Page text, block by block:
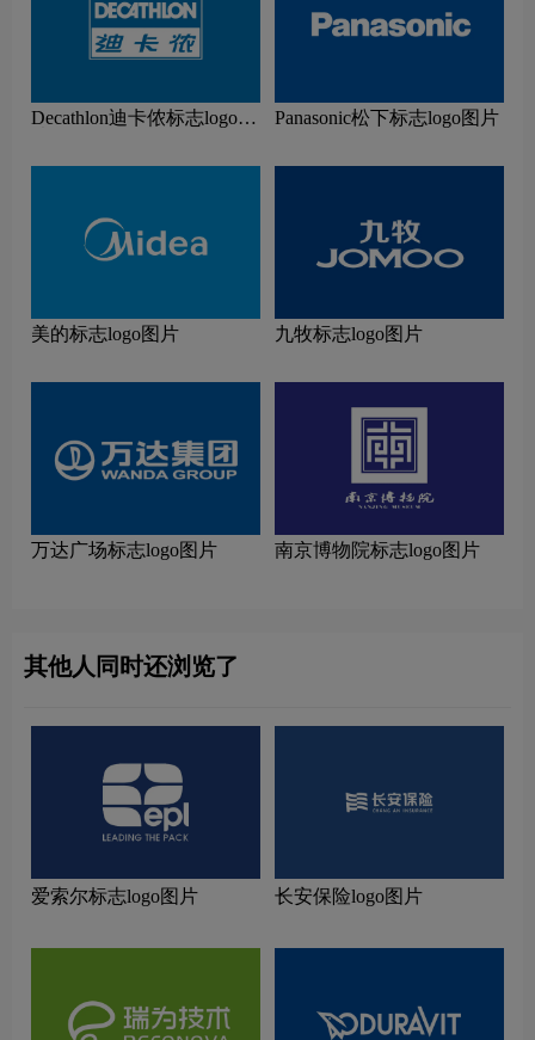
Decathlon迪卡侬标志logo图
Panasonic松下标志logo图片
美的标志logo图片 九牧标志logo图片
万达广场标志logo图片 南京博物院标志logo图片
其他人同时还浏览了
爱索尔标志logo图片 长安保险logo图片